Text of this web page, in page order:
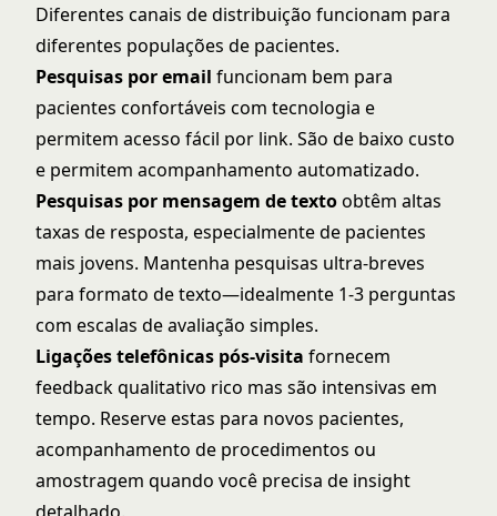
Diferentes canais de distribuição funcionam para
diferentes populações de pacientes.
Pesquisas por email funcionam bem para
pacientes confortáveis com tecnologia e
permitem acesso fácil por link. São de baixo custo
e permitem acompanhamento automatizado.
Pesquisas por mensagem de textoobtêm altas
taxas de resposta, especialmente de pacientes
mais jovens. Mantenha pesquisas ultra-breves
para formato de texto—idealmente 1-3 perguntas
com escalas de avaliação simples.
Ligações telefônicas pós-visita fornecem
feedback qualitativo rico mas são intensivas em
tempo. Reserve estas para novos pacientes,
acompanhamento de procedimentos ou
amostragem quando você precisa de insight